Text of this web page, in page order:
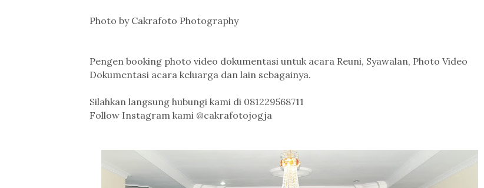
Photo by Cakrafoto Photography
Pengen booking photo video dokumentasi untuk acara Reuni, Syawalan, Photo Video
Dokumentasi acara keluarga dan lain sebagainya.
Silahkan langsung hubungi kami di 081229568711
Follow Instagram kami @cakrafotojogja